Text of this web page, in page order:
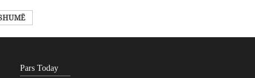
Pars Today